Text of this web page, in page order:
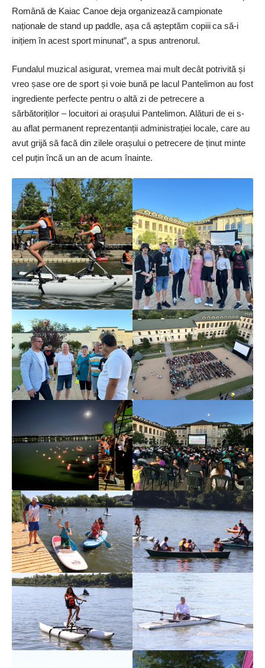
Română de Kaiac Canoe deja organizează campionate
naționale de stand up paddle, așa că așteptăm copiii ca să-i
inițiem în acest sport minunat”, a spus antrenorul.
Fundalul muzical asigurat, vremea mai mult decât potrivită și
vreo șase ore de sport și voie bună pe lacul Pantelimon au fost
ingrediente perfecte pentru o altă zi de petrecere a
sărbătoriților – locuitori ai orașului Pantelimon. Alături de ei s-
au aflat permanent reprezentanții administrației locale, care au
avut grijă să facă din zilele orașului o petrecere de ținut minte
cel puțin încă un an de acum înainte.